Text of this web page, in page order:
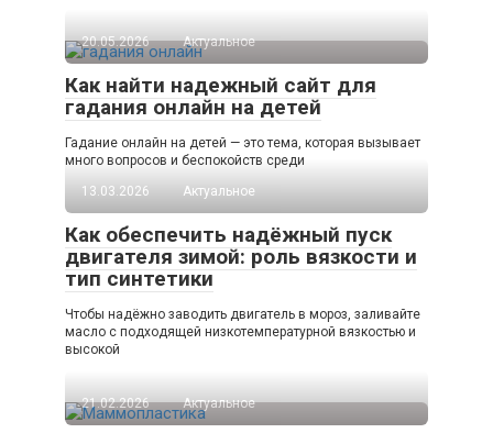
20.05.2026 Актуальное
Как найти надежный сайт для
гадания онлайн на детей
Гадание онлайн на детей — это тема, которая вызывает
много вопросов и беспокойств среди
13.03.2026
Актуальное
Как обеспечить надёжный пуск
двигателя зимой: роль вязкости и
тип синтетики
Чтобы надёжно заводить двигатель в мороз, заливайте
масло с подходящей низкотемпературной вязкостью и
высокой
21.02.2026 Актуальное